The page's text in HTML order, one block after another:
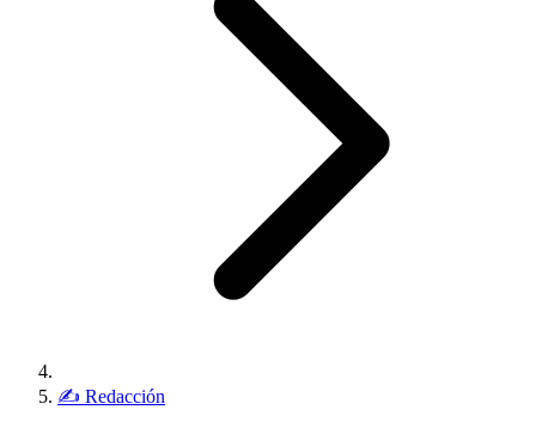
✍️ Redacción